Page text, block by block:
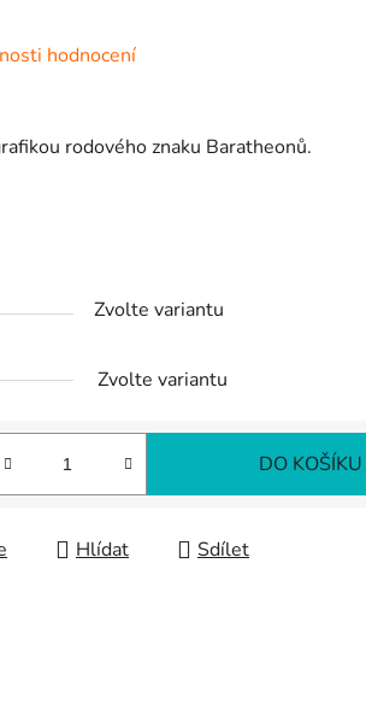
hodnocení
rodového znaku Baratheonů.
Zvolte variantu
Zvolte variantu
DO KOŠÍKU
Hlídat Sdílet